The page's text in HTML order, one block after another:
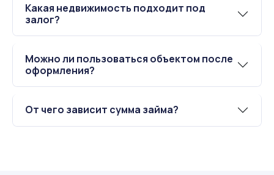
Какая недвижимость подходит под
залог?
Можно ли пользоваться объектом после
оформления?
От чего зависит сумма займа?